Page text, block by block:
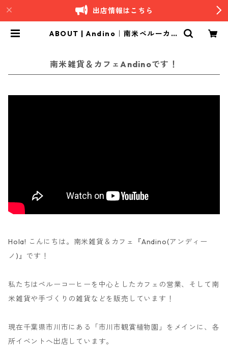
出店情報はこちら
ABOUT | Andino｜南米ペルーカフ
南米雑貨＆カフェAndinoです！
Hola! こんにちは。南米雑貨＆カフェ『Andino(アンディー
ノ)』です！
私たちはペルーコーヒーを中心としたカフェの営業、そして南
米雑貨や手づくりの雑貨などを販売しています！
現在千葉県市川市にある「市川市観賞植物園」をメインに、各
所イベントへ出店しています。